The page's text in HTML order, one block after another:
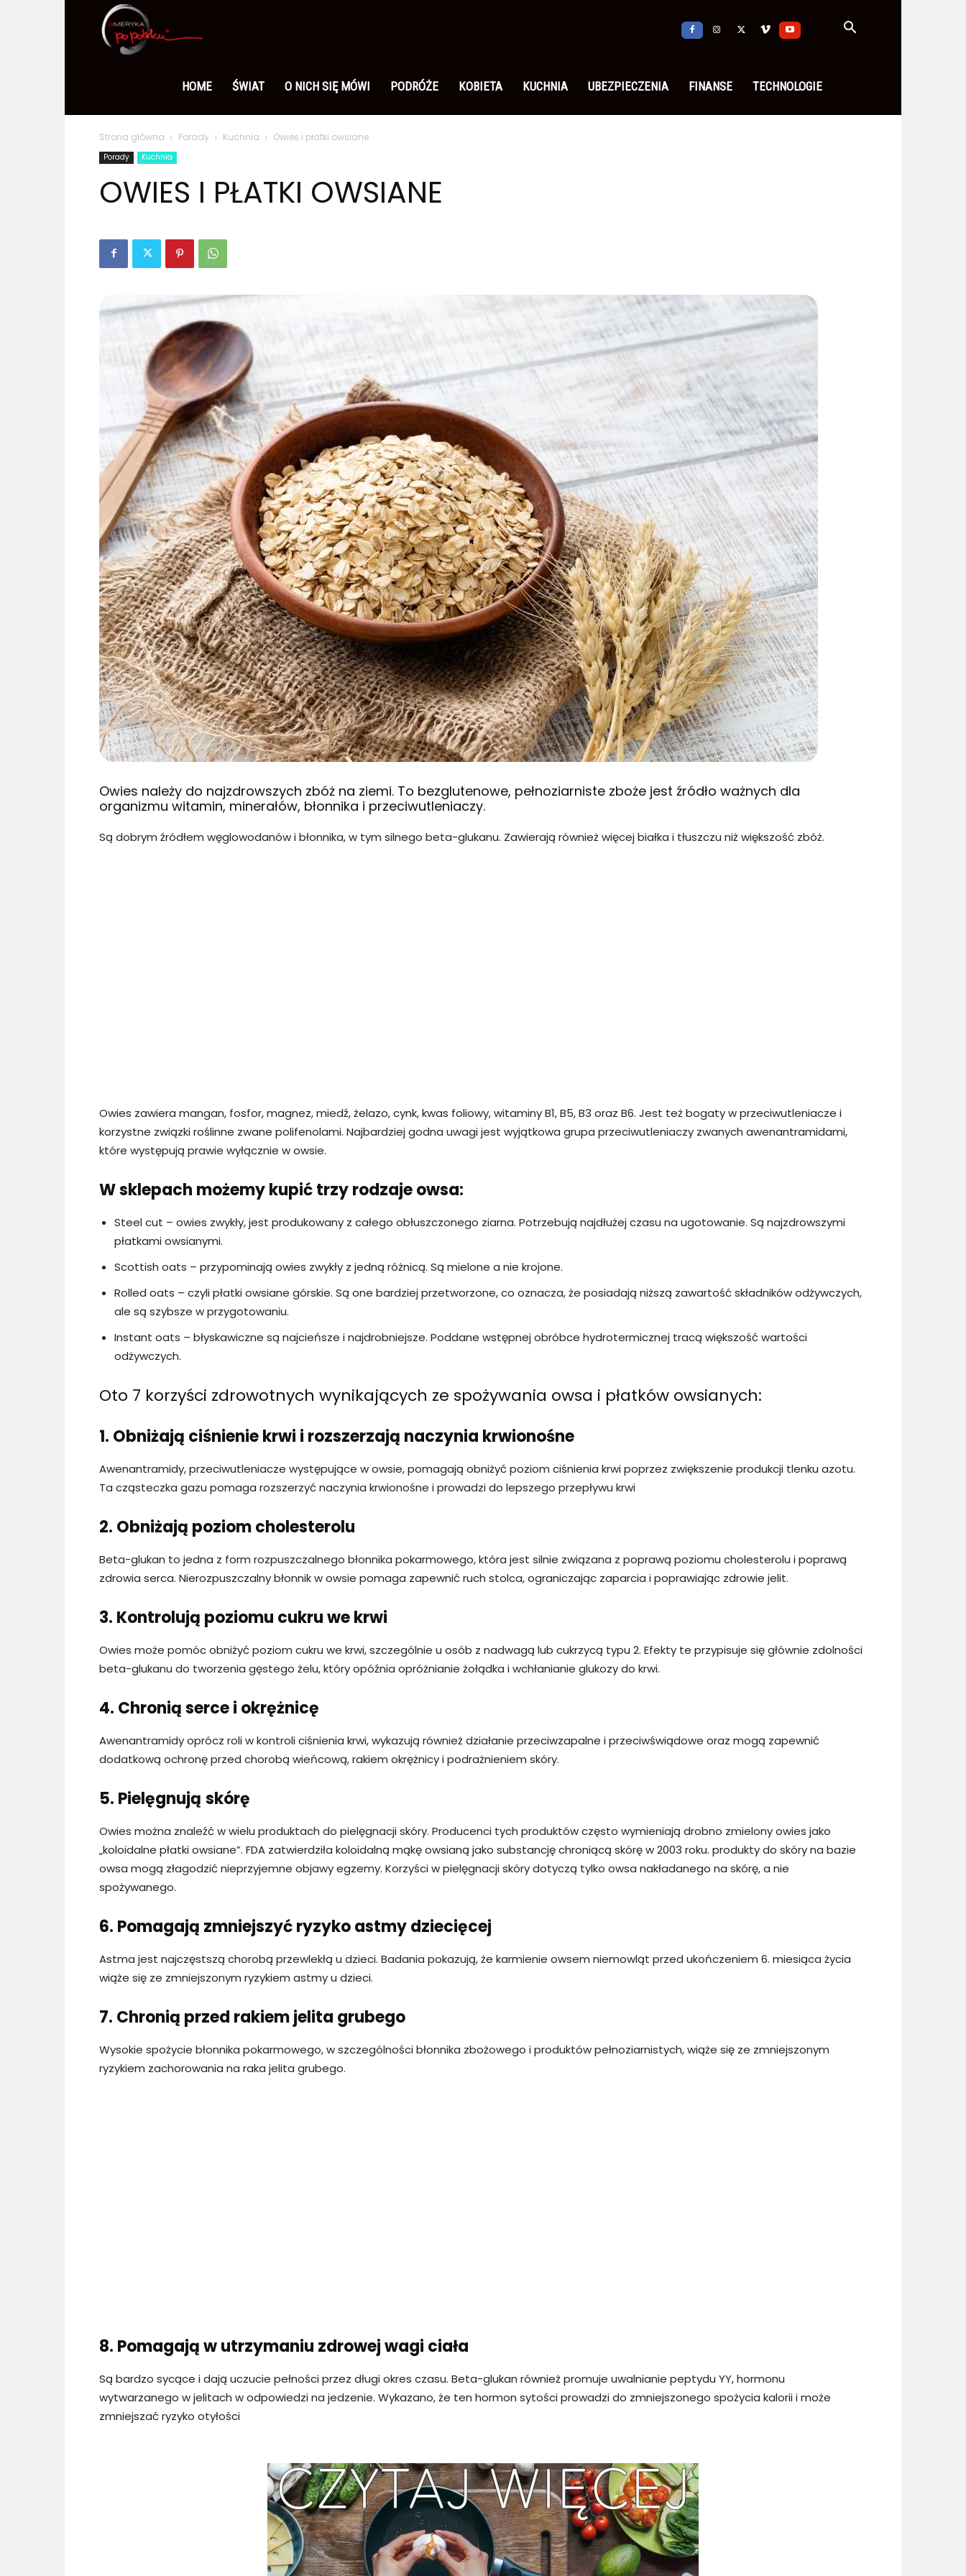
po
polsku
HOME ŚWIAT O NICH SIĘ MÓWI PODRÓŻE KOBIETA KUCHNIA UBEZPIECZENIA FINANSE TECHNOLOGIE
Strona główna Porady Kuchnia Owies i płatki owsiane
Porady Kuchnia
OWIES I PŁATKI OWSIANE
Owies należy do najzdrowszych zbóż na ziemi. To bezglutenowe, pełnoziarniste zboże jest źródło ważnych dla
organizmu witamin, minerałów, błonnika i przeciwutleniaczy.
Są dobrym źródłem węglowodanów i błonnika, w tym silnego beta-glukanu. Zawierają również więcej białka i tłuszczu niż większość zbóż.
Owies zawiera mangan, fosfor, magnez, miedź, żelazo, cynk, kwas foliowy, witaminy B1, B5, B3 oraz B6. Jest też bogaty w przeciwutleniacze i
korzystne związki roślinne zwane polifenolami. Najbardziej godna uwagi jest wyjątkowa grupa przeciwutleniaczy zwanych awenantramidami,
które występują prawie wyłącznie w owsie.
W sklepach możemy kupić trzy rodzaje owsa:
Steel cut – owies zwykły, jest produkowany z całego obłuszczonego ziarna. Potrzebują najdłużej czasu na ugotowanie. Są najzdrowszymi
płatkami owsianymi.
Scottish oats – przypominają owies zwykły z jedną różnicą. Są mielone a nie krojone.
Rolled oats – czyli płatki owsiane górskie. Są one bardziej przetworzone, co oznacza, że posiadają niższą zawartość składników odżywczych,
ale są szybsze w przygotowaniu.
Instant oats – błyskawiczne są najcieńsze i najdrobniejsze. Poddane wstępnej obróbce hydrotermicznej tracą większość wartości
odżywczych.
Oto 7 korzyści zdrowotnych wynikających ze spożywania owsa i płatków owsianych:
1. Obniżają ciśnienie krwi i rozszerzają naczynia krwionośne
Awenantramidy, przeciwutleniacze występujące w owsie, pomagają obniżyć poziom ciśnienia krwi poprzez zwiększenie produkcji tlenku azotu.
Ta cząsteczka gazu pomaga rozszerzyć naczynia krwionośne i prowadzi do lepszego przepływu krwi
2. Obniżają poziom cholesterolu
Beta-glukan to jedna z form rozpuszczalnego błonnika pokarmowego, która jest silnie związana z poprawą poziomu cholesterolu i poprawą
zdrowia serca. Nierozpuszczalny błonnik w owsie pomaga zapewnić ruch stolca, ograniczając zaparcia i poprawiając zdrowie jelit.
3. Kontrolują poziomu cukru we krwi
Owies może pomóc obniżyć poziom cukru we krwi, szczególnie u osób z nadwagą lub cukrzycą typu 2. Efekty te przypisuje się głównie zdolności
beta-glukanu do tworzenia gęstego żelu, który opóźnia opróżnianie żołądka i wchłanianie glukozy do krwi.
4. Chronią serce i okrężnicę
Awenantramidy oprócz roli w kontroli ciśnienia krwi, wykazują również działanie przeciwzapalne i przeciwświądowe oraz mogą zapewnić
dodatkową ochronę przed chorobą wieńcową, rakiem okrężnicy i podrażnieniem skóry.
5. Pielęgnują skórę
Owies można znaleźć w wielu produktach do pielęgnacji skóry. Producenci tych produktów często wymieniają drobno zmielony owies jako
„koloidalne płatki owsiane”. FDA zatwierdziła koloidalną mąkę owsianą jako substancję chroniącą skórę w 2003 roku. produkty do skóry na bazie
owsa mogą złagodzić nieprzyjemne objawy egzemy. Korzyści w pielęgnacji skóry dotyczą tylko owsa nakładanego na skórę, a nie
spożywanego.
6. Pomagają zmniejszyć ryzyko astmy dziecięcej
Astma jest najczęstszą chorobą przewlekłą u dzieci. Badania pokazują, że karmienie owsem niemowląt przed ukończeniem 6. miesiąca życia
wiąże się ze zmniejszonym ryzykiem astmy u dzieci.
7. Chronią przed rakiem jelita grubego
Wysokie spożycie błonnika pokarmowego, w szczególności błonnika zbożowego i produktów pełnoziarnistych, wiąże się ze zmniejszonym
ryzykiem zachorowania na raka jelita grubego.
8. Pomagają w utrzymaniu zdrowej wagi ciała
Są bardzo sycące i dają uczucie pełności przez długi okres czasu. Beta-glukan również promuje uwalnianie peptydu YY, hormonu
wytwarzanego w jelitach w odpowiedzi na jedzenie. Wykazano, że ten hormon sytości prowadzi do zmniejszonego spożycia kalorii i może
zmniejszać ryzyko otyłości